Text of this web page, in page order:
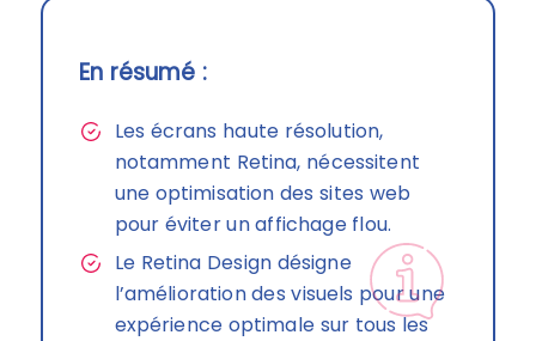
En résumé :
Les écrans haute résolution,
notamment Retina, nécessitent
une optimisation des sites web
pour éviter un affichage flou.
Le Retina Design désigne
l’amélioration des visuels pour une
expérience optimale sur tous les